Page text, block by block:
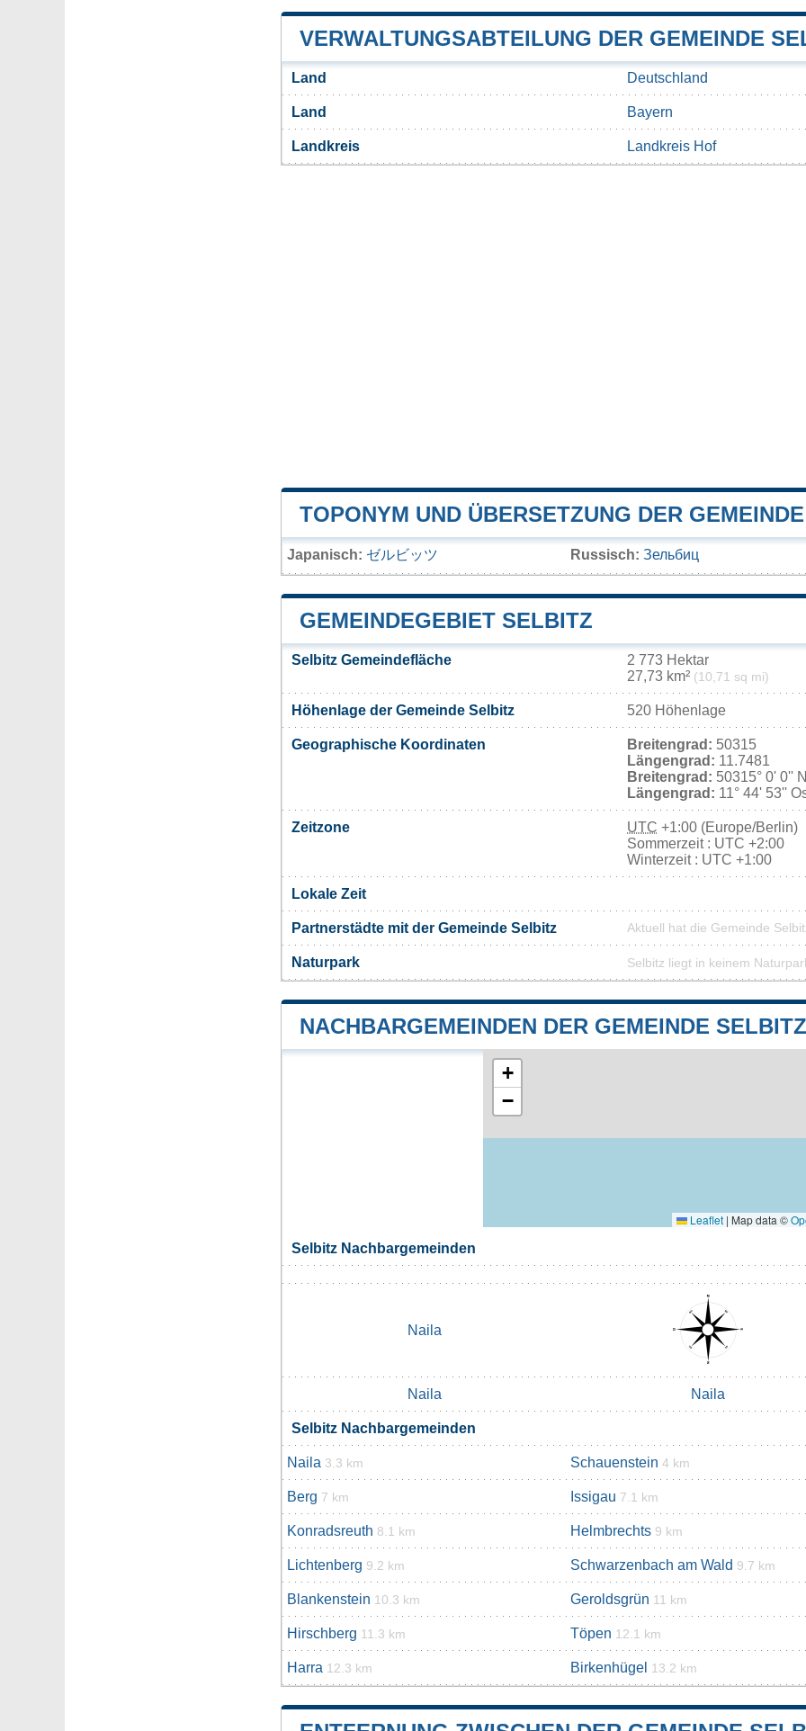
VERWALTUNGSABTEILUNG DER GEMEINDE
Land Deutschland
Land Bayern
Landkreis Landkreis Hof
TOPONYM UND ÜBERSETZUNG DER
Japanisch: ゼルビッツ Russisch: Зельбиц
GEMEINDEGEBIET SELBITZ
Selbitz Gemeindefläche
2 773 Hektar
27,73 km² (10,71 sq mi)
Höhenlage der Gemeinde Selbitz 520 Höhenlage
Geographische Koordinaten Breitengrad: 50315
Längengrad: 11.7481
Breitengrad: 50315° 0' 0''
Längengrad: 11° 44' 53''
Zeitzone UTC +1:00 (Europe/Berlin)
Sommerzeit : UTC +2:00
Winterzeit : UTC +1:00
Lokale Zeit
Partnerstädte mit der Gemeinde Selbitz Aktuell hat die Gemeinde
Naturpark Selbitz liegt in keinem
NACHBARGEMEINDEN DER GEMEINDE SELBITZ
+
−
Leaflet | Map data ©
Selbitz Nachbargemeinden
Naila
Naila Naila
Selbitz Nachbargemeinden
Naila 3.3 km Schauenstein 4 km
Berg 7 km Issigau 7.1 km
Konradsreuth 8.1 km Helmbrechts 9 km
Lichtenberg 9.2 km Schwarzenbach am Wald 9.7 km
Blankenstein 10.3 km Geroldsgrün 11 km
Hirschberg 11.3 km Töpen 12.1 km
Harra 12.3 km Birkenhügel 13.2 km